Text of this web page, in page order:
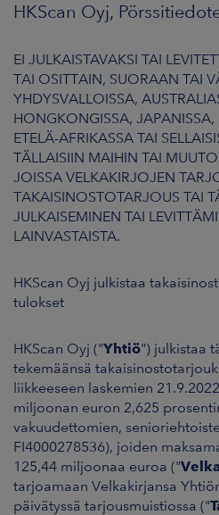
UUTISHUONE
HKScan Oyj,
EI JULKAISTAVAKSI TAI
TAI OSITTAIN, SUORAAN TAI
YHDYSVALLOISSA,
HONGKONGISSA, JAPANISSA,
ETELÄ-AFRIKASSA TAI
TÄLLAISIIN MAIHIN TAI
JOISSA VELKAKIRJOJEN
TAKAISINOSTOTARJOUS TAI
JULKAISEMINEN TAI
LAINVASTAISTA.
HKScan Oyj julkistaa
tulokset
HKScan Oyj ("Yhtiö") julkistaa
tekemäänsä
liikkeeseen laskemien
miljoonan euron 2,625
vakuudettomien,
FI4000278536), joiden
125,44 miljoonaa euroa ("
tarjoamaan Velkakirjansa
päivätyssä tarjousmuistiossa ("